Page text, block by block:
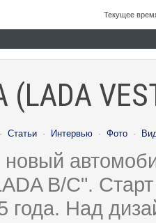
Текущее
· Статьи · Интервью · Фото ·
новый
B/C".
года. Над